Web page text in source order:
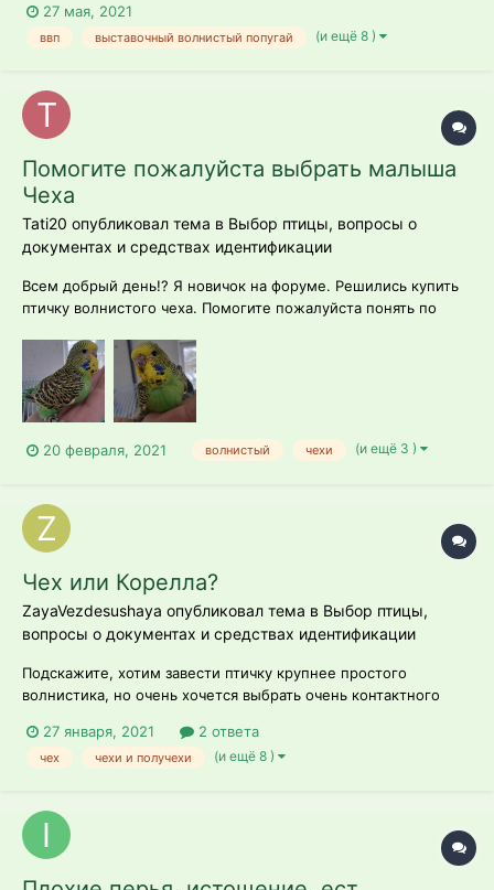
27 мая, 2021
ввп выставочный волнистый попугай (и ещё 8 )
Помогите пожалуйста выбрать малыша
Чеха
Tati20 опубликовал тема в Выбор птицы, вопросы о
документах и средствах идентификации
Всем добрый день!? Я новичок на форуме. Решились купить
птичку волнистого чеха. Помогите пожалуйста понять по
городе, поэтому заводчики отправляют фото. А совсем не
могу понять ? Всем благодарна за советы и помощь!...
20 февраля, 2021 волнистый чехи (и ещё 3 )
Чех или Корелла?
ZayaVezdesushaya опубликовал тема в Выбор птицы,
вопросы о документах и средствах идентификации
Подскажите, хотим завести птичку крупнее простого
волнистика, но очень хочется выбрать очень контактного
Знаю, что играет роль и в воспитании и приручении, но все
же кто-то более склонен может между этими двумя
27 января, 2021 2 ответа
чех чехи и получехи (и ещё 8 )